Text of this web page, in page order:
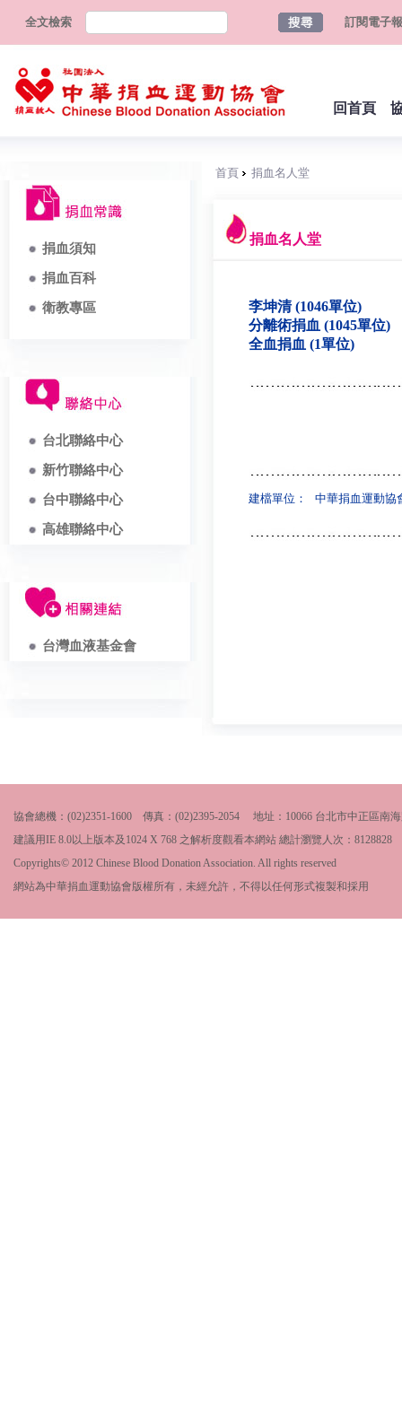
全文檢索 訂閱電子報
回首頁
捐血須知
捐血百科
衛教專區
台北聯絡中心
新竹聯絡中心
台中聯絡中心
高雄聯絡中心
台灣血液基金會
首頁 捐血名人堂
捐血名人堂
李坤清 (1046單位)
分離術捐血 (1045單位)
全血捐血 (1單位)
建檔單位： 中華捐血運動協
協會總機：(02)2351-1600 傳真：(02)2395-2054 地址：10066 台北市中正區南
建議用IE 8.0以上版本及1024 X 768 之解析度觀看本網站 總計瀏覽人次： 8128828
Copyrights© 2012 Chinese Blood Donation Association. All rights reserved
網站為中華捐血運動協會版權所有，未經允許，不得以任何形式複製和採用